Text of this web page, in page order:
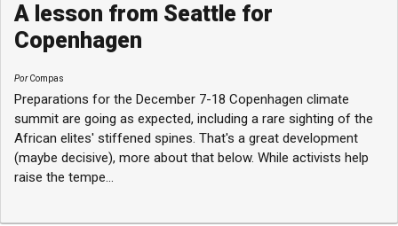
A lesson from Seattle for
Copenhagen
PorCompas
Preparations for the December 7-18 Copenhagen climate
summit are going as expected, including a rare sighting of the
African elites' stiffened spines. That's a great development
(maybe decisive), more about that below. While activists help
raise the tempe...